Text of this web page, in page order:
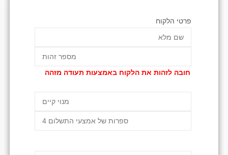
פרטי הלקוח
חובה לזהות את הלקוח באמצעות תעודה מזהה